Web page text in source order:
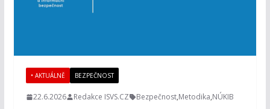
• AKTUÁLNĚ BEZPEČNOST
22.6.2026 Redakce ISVS.CZ Bezpečnost,Metodika,NÚKIB